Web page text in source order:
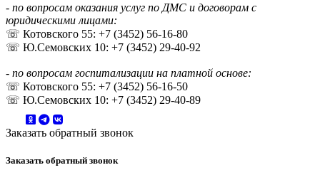
- по вопросам оказания услуг по ДМС и договорам с
юридическими лицами:
☏ Котовского 55: +7 (3452) 56-16-80
☏ Ю.Семовских 10: +7 (3452) 29-40-92
- по вопросам госпитализации на платной основе:
☏ Котовского 55: +7 (3452) 56-16-50
☏ Ю.Семовских 10: +7 (3452) 29-40-89
Заказать обратный звонок
Заказать обратный звонок